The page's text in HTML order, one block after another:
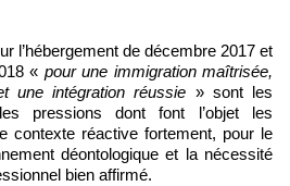
l’hébergement de décembre 2017 et
« pour une immigration maîtrisée,
une intégration réussie » sont les
pressions dont font l’objet les
contexte réactive fortement, pour le
déontologique et la nécessité
bien affirmé.